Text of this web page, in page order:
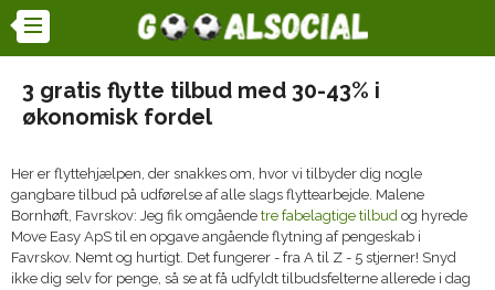
3 gratis flytte tilbud med 30-43% i
økonomisk fordel
Her er flyttehjælpen, der snakkes om, hvor vi tilbyder dig nogle
gangbare tilbud på udførelse af alle slags flyttearbejde. Malene
Bornhøft, Favrskov: Jeg fik omgående tre fabelagtige tilbud og hyrede
Move Easy ApS til en opgave angående flytning af pengeskab i
Favrskov. Nemt og hurtigt. Det fungerer - fra A til Z - 5 stjerner! Snyd
ikke dig selv for penge, så se at få udfyldt tilbudsfelterne allerede i dag